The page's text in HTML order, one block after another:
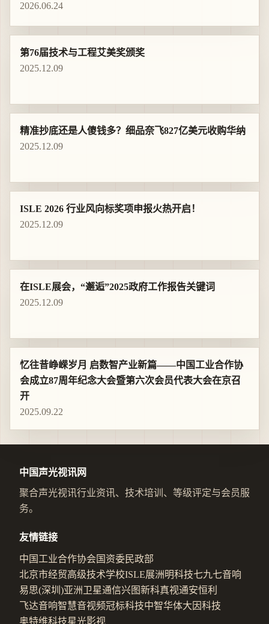
2026.06.24
第76届技术与工程艾美奖颁奖
2025.12.09
精准抄底还是人傻钱多？细品奈飞827亿美元收购华纳
2025.12.09
ISLE 2026 行业风向标奖项申报火热开启！
2025.12.09
在ISLE展会，“邂逅”2025政府工作报告关键词
2025.12.09
忆往昔峥嵘岁月 启数智产业新篇——中国工业合作协
会成立87周年纪念大会暨第六次会员代表大会在京召
开
2025.09.22
中国声光视讯网
聚合声光视讯行业资讯、技术培训、等级评定与会员服
务。
友情链接
中国工业合作协会国资委民政部
北京市经贸高级技术学校ISLE展洲明科技七九七音响
易思(深圳)亚洲卫星通信兴图新科真视通安恒利
飞达音响智慧音视频冠标科技中智华体大因科技
奥特维科技星光影视